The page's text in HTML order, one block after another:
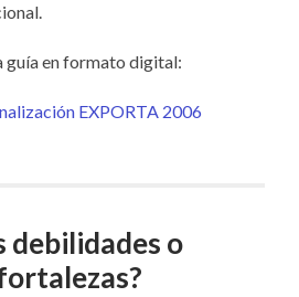
guía en formato digital:
EXPORTA 2006
debilidades o